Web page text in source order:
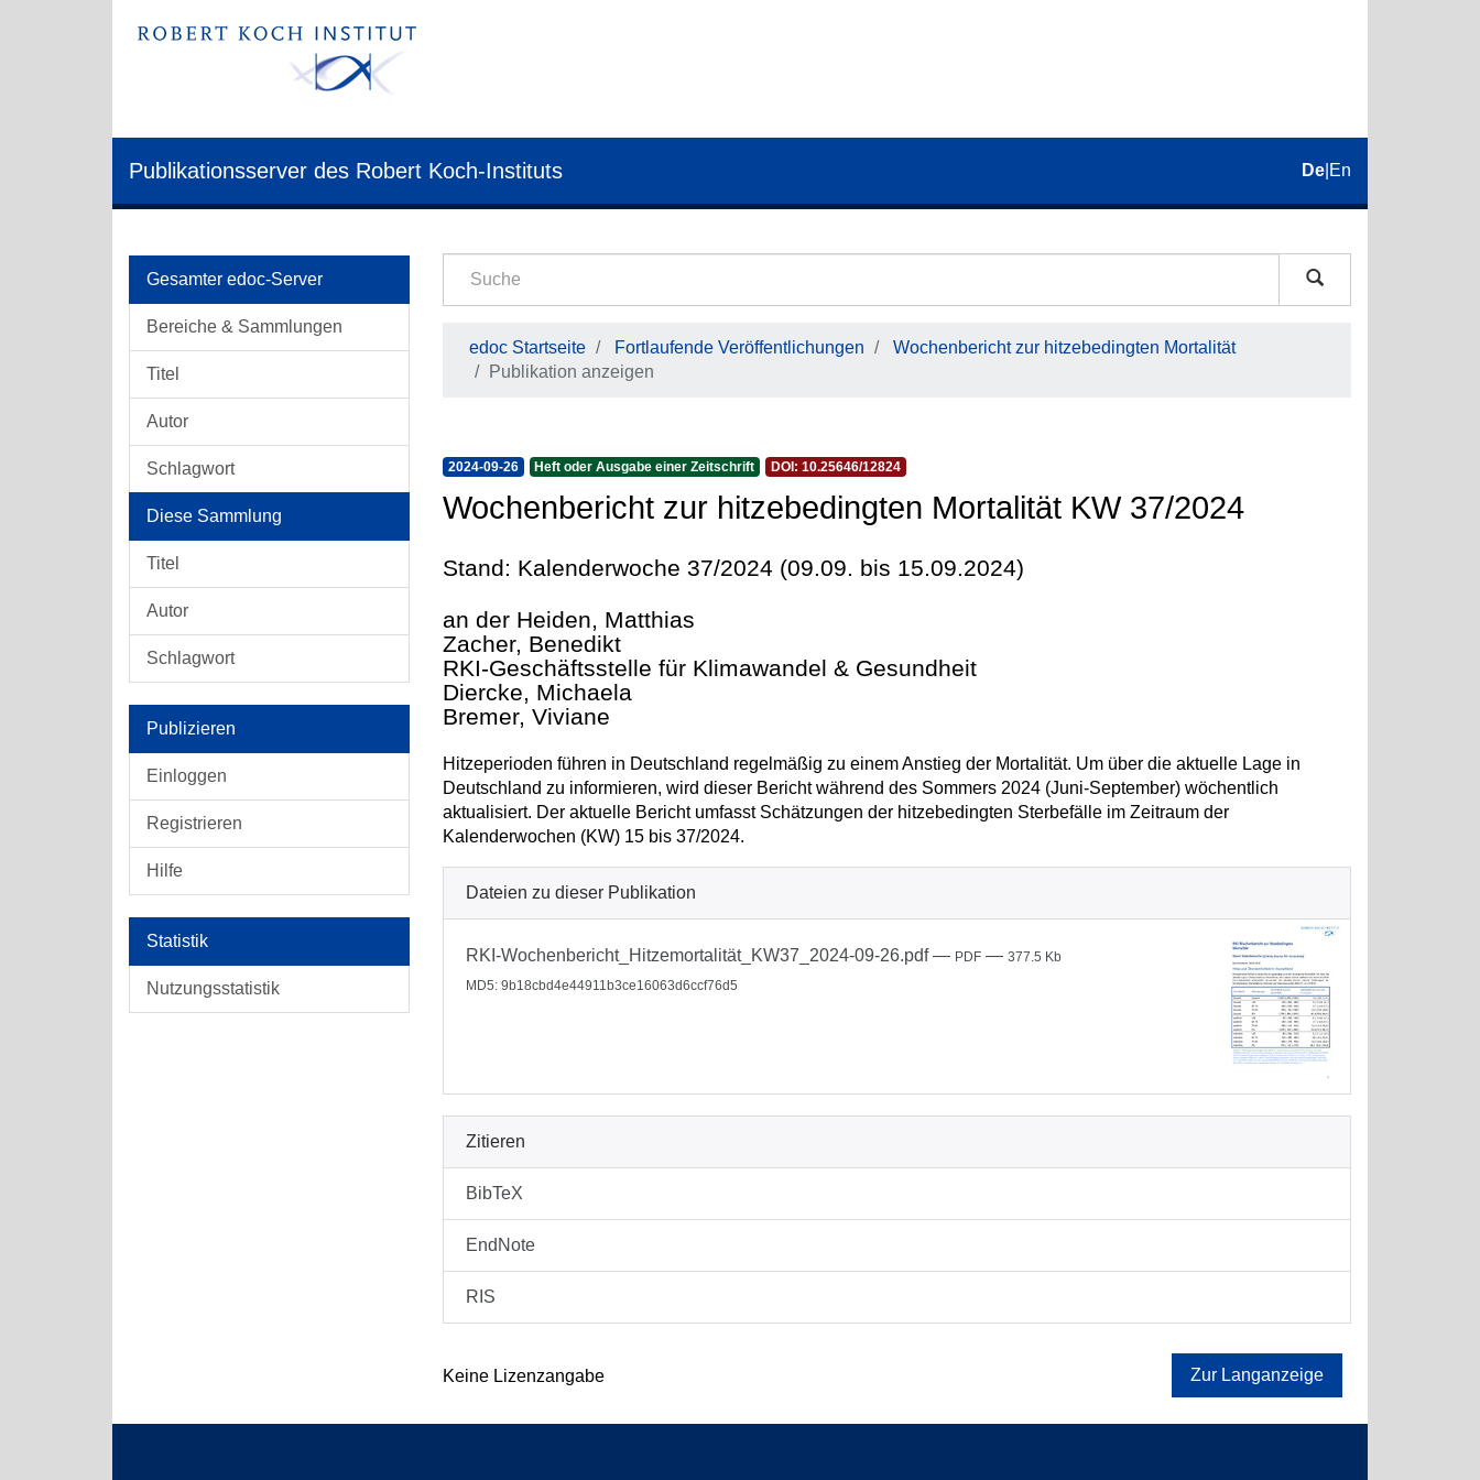
Publikationsserver des Robert Koch-Instituts De En
Gesamter edoc-Server
Bereiche & Sammlungen
Titel
Autor
Schlagwort
Diese Sammlung
Titel
Autor
Schlagwort
Publizieren
Einloggen
Registrieren
Hilfe
Statistik
Nutzungsstatistik
edoc Startseite Fortlaufende Veröffentlichungen
Wochenbericht zur hitzebedingten Mortalität
Publikation anzeigen
2024-09-26 Heft oder Ausgabe einer Zeitschrift DOI: 10.25646/12824
Wochenbericht zur hitzebedingten Mortalität KW 37/2024
Stand: Kalenderwoche 37/2024 (09.09. bis 15.09.2024)
an der Heiden, Matthias
Zacher, Benedikt
RKI-Geschäftsstelle für Klimawandel & Gesundheit
Diercke, Michaela
Bremer, Viviane
Hitzeperioden führen in Deutschland regelmäßig zu einem Anstieg der Mortalität. Um über die aktuelle Lage in
Deutschland zu informieren, wird dieser Bericht während des Sommers 2024 (Juni-September) wöchentlich
aktualisiert. Der aktuelle Bericht umfasst Schätzungen der hitzebedingten Sterbefälle im Zeitraum der
Kalenderwochen (KW) 15 bis 37/2024.
Dateien zu dieser Publikation
RKI-Wochenbericht_Hitzemortalität_KW37_2024-09-26.pdf— PDF — 377.5 Kb
MD5: 9b18cbd4e44911b3ce16063d6ccf76d5
Zitieren
BibTeX
EndNote
RIS
Keine Lizenzangabe Zur Langanzeige